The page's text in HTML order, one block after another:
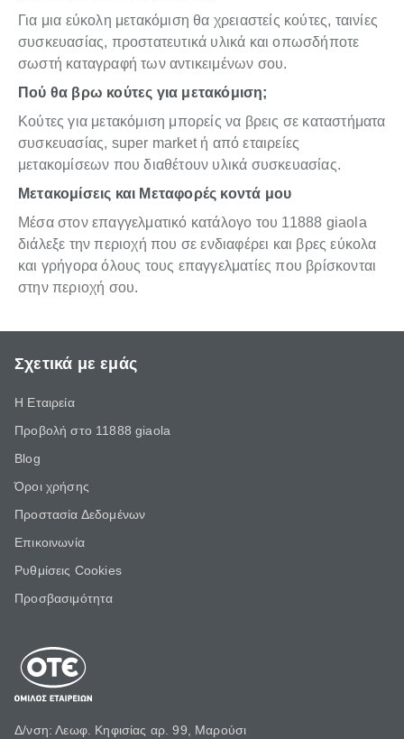
Για μια εύκολη μετακόμιση θα χρειαστείς κούτες, ταινίες
συσκευασίας, προστατευτικά υλικά και οπωσδήποτε
σωστή καταγραφή των αντικειμένων σου.
Πού θα βρω κούτες για μετακόμιση;
Κούτες για μετακόμιση μπορείς να βρεις σε καταστήματα
συσκευασίας, super market ή από εταιρείες
μετακομίσεων που διαθέτουν υλικά συσκευασίας.
Μετακομίσεις και Μεταφορές κοντά μου
Μέσα στον επαγγελματικό κατάλογο του 11888 giaola
διάλεξε την περιοχή που σε ενδιαφέρει και βρες εύκολα
και γρήγορα όλους τους επαγγελματίες που βρίσκονται
στην περιοχή σου.
Σχετικά με εμάς
Η Εταιρεία
Προβολή στο 11888 giaola
Blog
Όροι χρήσης
Προστασία Δεδομένων
Επικοινωνία
Ρυθμίσεις Cookies
Προσβασιμότητα
Δ/νση: Λεωφ. Κηφισίας αρ. 99, Μαρούσι